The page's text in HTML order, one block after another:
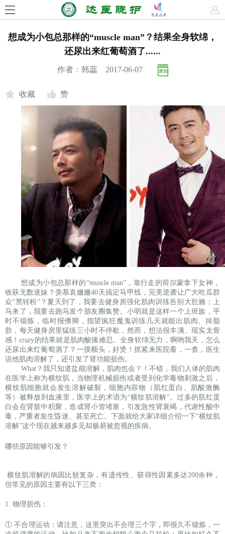
想成为小包总那样的“muscle man”？结果全身软绵，
还尿出来红葡萄酒了......
作者：韩蕊 2017-06-07
收藏 赞
想成为小包总那样的“muscle man”，靠行走的荷尔蒙拿下女神，
收获无数迷妹？羡慕袁姗姗40天搞定马甲线，完美逆袭让广大吃瓜群
众“黑转粉”？夏天到了，我要去健身房强化肌肉训练告别大肚腩；上
马来了，我要去跑马发个朋友圈集赞。小明就是这样一个上班族，平
时不锻炼，临时报佛脚，指望疯狂魔鬼训练几天就能出肌肉、掉脂
肪，每天健身房里猛练三小时不停歇，然而，想法很丰满、现实太骨
感！crazy的结果就是肌肉酸痛难忍、全身软绵无力，啊哟我天，怎么
还尿出来红葡萄酒了？一摸额头，好烫！抓紧来医院看，一查，医生
说他肌肉溶解了，还引发了肾功能损伤。
What？我只知道盐能溶解，肌肉也会？！不错，我们人体的肌肉
在医学上称为横纹肌，当物理机械损伤或者受到化学毒物刺激之后，
横纹肌细胞就会发生溶解破裂，细胞内容物（肌红蛋白、肌酸激酶
等）被释放到血液里，医学上的术语为“横纹肌溶解”。过多的肌红蛋
白会在肾脏中积聚，造成肾小管堵塞，引发急性肾衰竭，代谢性酸中
毒，严重者发生昏迷、甚至死亡。下面就给大家详细介绍一下“横纹肌
溶解”这个现在越来越多见却极易被忽视的疾病。
哪些原因能够引发？
横纹肌溶解的病因比较复杂，有遗传性、获得性因素多达200余种，
但常见的原因主要有以下三类：
1. 物理损伤：
① 不合理运动：请注意，这里突出不合理三个字，即很久不锻炼，一